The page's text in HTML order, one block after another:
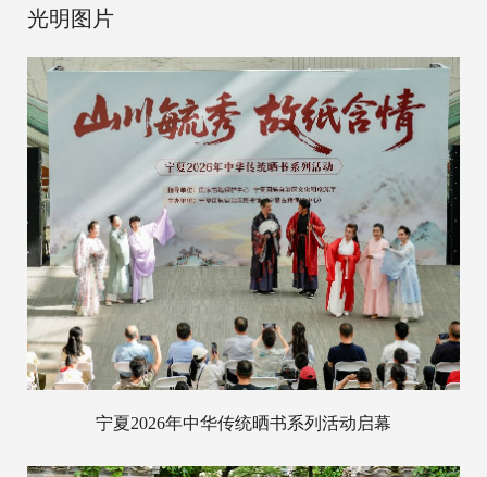
光明图片
宁夏2026年中华传统晒书系列活动启幕